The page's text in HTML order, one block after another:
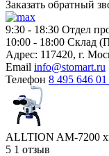
Заказать обратный
9:30 - 18:30 Отдел
10:00 - 18:00 Склад
Адрес: 117420, г.
Email info@stomart.ru
Телефон 8 495 646 01
ALLTION AM-7200
5 1 отзыв